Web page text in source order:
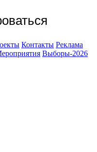
Контакты Реклама
Выборы-2026